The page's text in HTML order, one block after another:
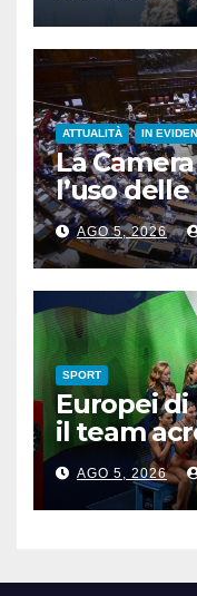
ATTUALITÀ IN
La
l’uso
voto a
AGO 5, 2026
SPORT
Europei
il team
dell’Italia
AGO 5, 2026